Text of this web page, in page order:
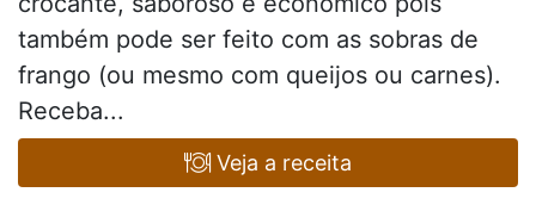
também pode ser feito com as sobras de
frango (ou mesmo com queijos ou carnes).
Receba...
Veja a receita